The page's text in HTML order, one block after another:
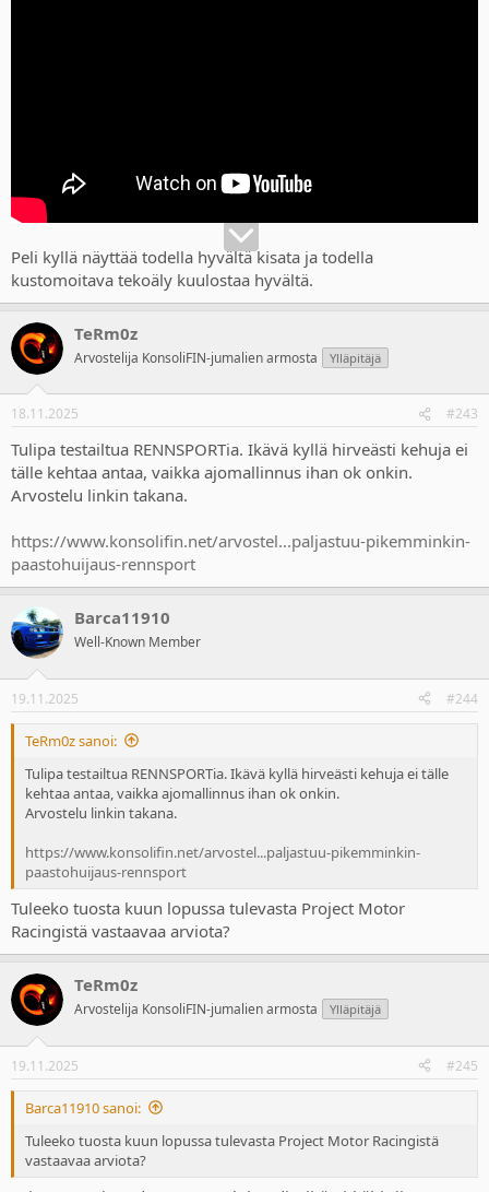
Peli kyllä näyttää todella hyvältä kisata ja todella
kustomoitava tekoäly kuulostaa hyvältä.
TeRm0z
Arvostelija KonsoliFIN-jumalien armosta Ylläpitäjä
18.11.2025 #243
Tulipa testailtua RENNSPORTia. Ikävä kyllä hirveästi kehuja ei
tälle kehtaa antaa, vaikka ajomallinnus ihan ok onkin.
Arvostelu linkin takana.
https://www.konsolifin.net/arvostel...paljastuu-pikemminkin-
paastohuijaus-rennsport
Barca11910
Well-Known Member
19.11.2025 #244
TeRm0z sanoi:
Tulipa testailtua RENNSPORTia. Ikävä kyllä hirveästi kehuja ei tälle
kehtaa antaa, vaikka ajomallinnus ihan ok onkin.
Arvostelu linkin takana.
https://www.konsolifin.net/arvostel...paljastuu-pikemminkin-
paastohuijaus-rennsport
Tuleeko tuosta kuun lopussa tulevasta Project Motor
Racingistä vastaavaa arviota?
TeRm0z
Arvostelija KonsoliFIN-jumalien armosta Ylläpitäjä
19.11.2025 #245
Barca11910 sanoi:
Tuleeko tuosta kuun lopussa tulevasta Project Motor Racingistä
vastaavaa arviota?